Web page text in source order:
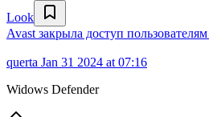
Look
Avast закрыла доступ
querta Jan 31 2024 at 07:16
Widows Defender